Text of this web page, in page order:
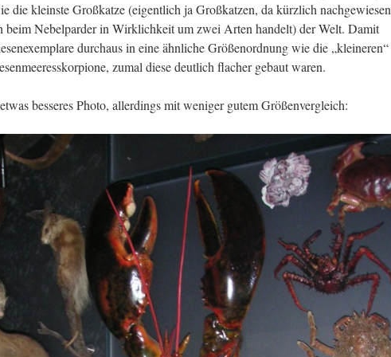
die kleinste Großkatze (eigentlich ja Großkatzen, da kürzlich nachgewiesen
beim Nebelparder in Wirklichkeit um zwei Arten handelt) der Welt. Damit
durchaus in eine ähnliche Größenordnung wie die „kleineren“
zumal diese deutlich flacher gebaut waren.
besseres Photo, allerdings mit weniger gutem Größenvergleich: